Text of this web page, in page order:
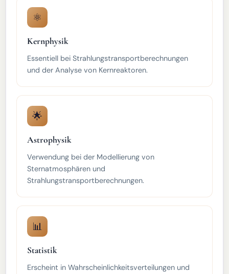
⚛️
Kernphysik
Essentiell bei Strahlungstransportberechnungen
und der Analyse von Kernreaktoren.
🌟
Astrophysik
Verwendung bei der Modellierung von
Sternatmosphären und
Strahlungstransportberechnungen.
📊
Statistik
Erscheint in Wahrscheinlichkeitsverteilungen und